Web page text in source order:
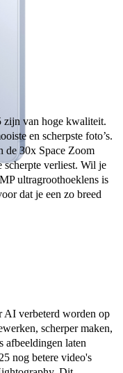
zijn van hoge kwaliteit.
en scherpste foto’s.
de 30x Space Zoom
scherpte verliest. Wil je
ultragroothoeklens is
dat je een zo breed
AI verbeterd worden op
scherper maken,
afbeeldingen laten
nog betere video's